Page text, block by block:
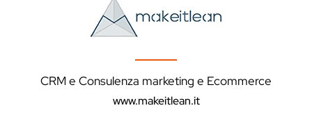
CRM e Consulenza marketing e Ecommerce
www.makeitlean.it